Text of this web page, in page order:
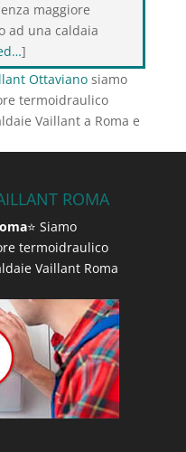
maggiore
ad una caldaia
]
Ottavianosiamo
termoidraulico
Vaillant a Roma e
ROMA
⭐ Siamo
termoidraulico
Vaillant Roma